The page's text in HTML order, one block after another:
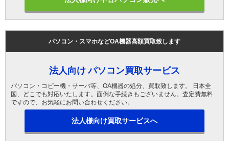
パソコン・スマホなどOA機器高額買取致します
法人向け パソコン買取サービス
パソコン・コピー機・サーバ等、OA機器の処分、買取致します。 日本全
国、どこでも対応いたします。面倒な手続きもございません。査定費無料
ですので、お気軽にお問い合わせください。
法人様向け買取サービスへ